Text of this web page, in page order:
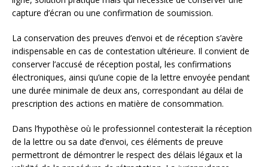
capture d’écran ou une confirmation de soumission.
La conservation des preuves d’envoi et de réception s’avère
indispensable en cas de contestation ultérieure. Il convient de
conserver l’accusé de réception postal, les confirmations
électroniques, ainsi qu’une copie de la lettre envoyée pendant
une durée minimale de deux ans, correspondant au délai de
prescription des actions en matière de consommation.
Dans l’hypothèse où le professionnel contesterait la réception
de la lettre ou sa date d’envoi, ces éléments de preuve
permettront de démontrer le respect des délais légaux et la